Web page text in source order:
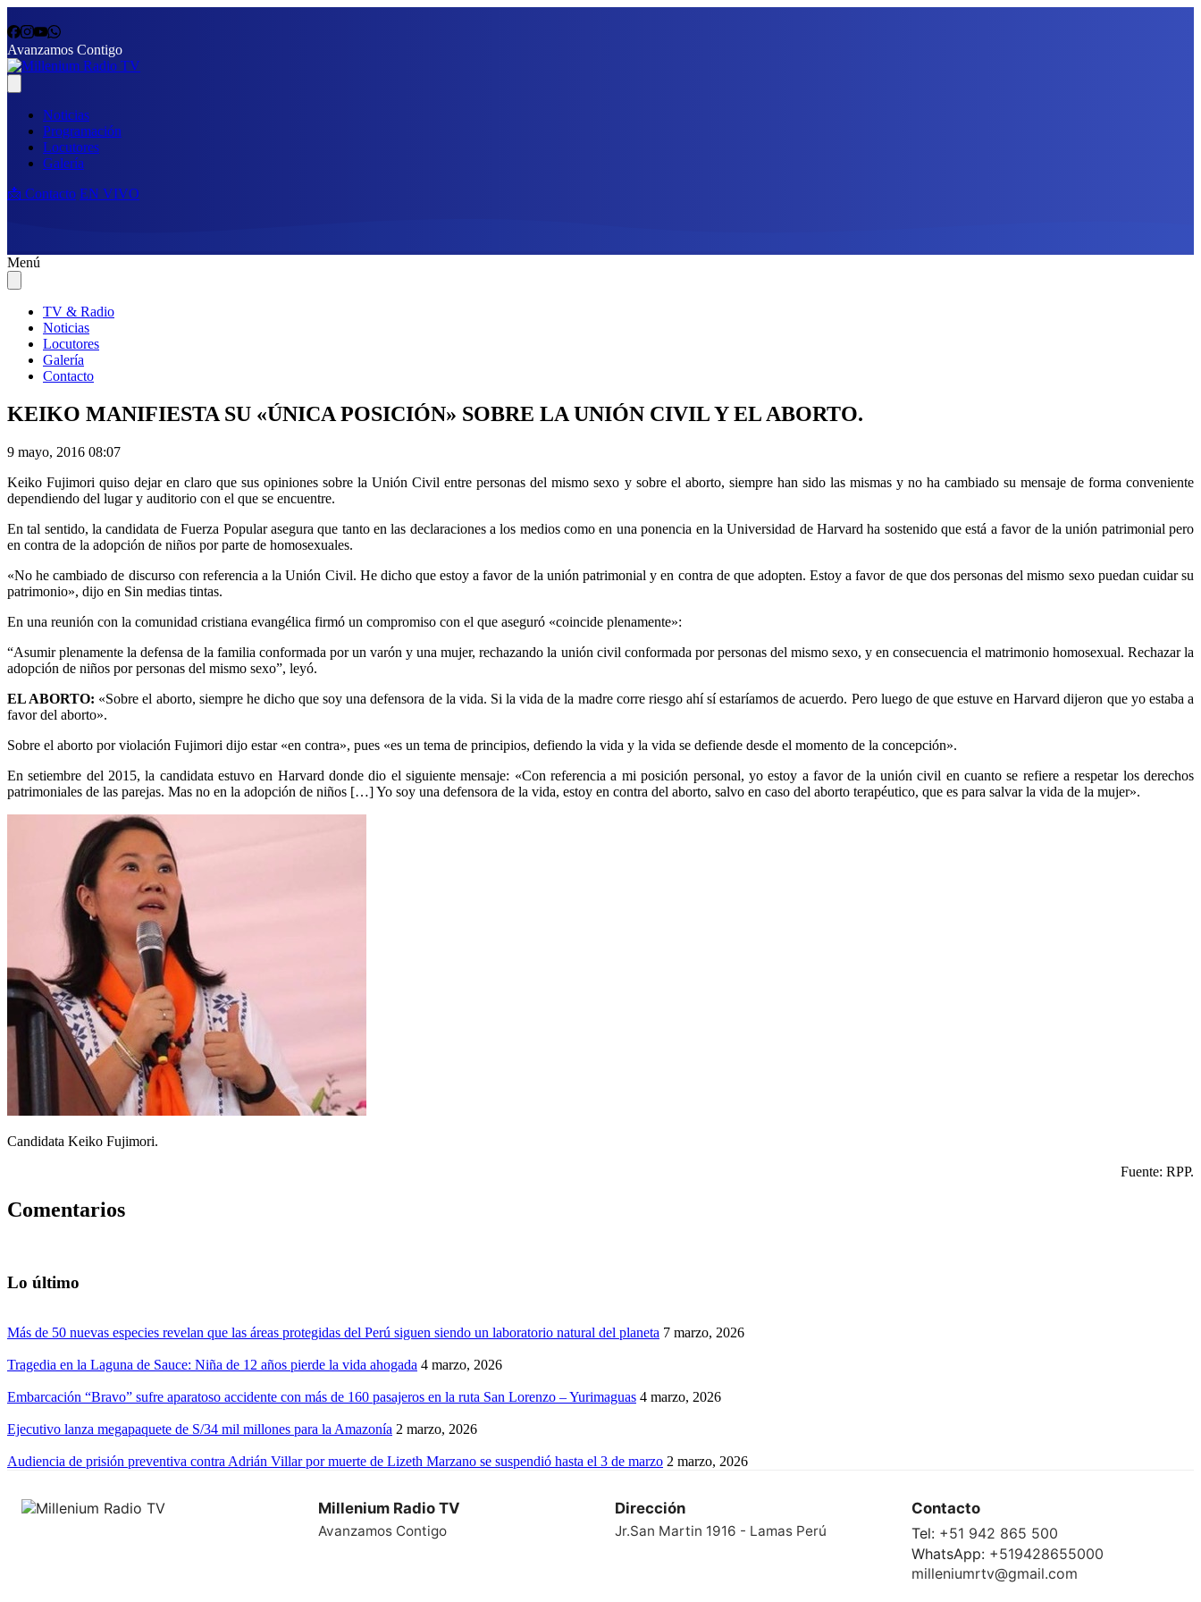
Avanzamos Contigo
Noticias
Programación
Locutores
Galería
📩 Contacto EN VIVO
Menú
TV & Radio
Noticias
Locutores
Galería
Contacto
KEIKO MANIFIESTA SU «ÚNICA POSICIÓN» SOBRE LA UNIÓN CIVIL Y EL ABORTO.
9 mayo, 2016 08:07
Keiko Fujimori quiso dejar en claro que sus opiniones sobre la Unión Civil entre personas del mismo sexo y sobre el aborto, siempre han sido las mismas y no ha cambiado su mensaje de forma conveniente
dependiendo del lugar y auditorio con el que se encuentre.
En tal sentido, la candidata de Fuerza Popular asegura que tanto en las declaraciones a los medios como en una ponencia en la Universidad de Harvard ha sostenido que está a favor de la unión patrimonial pero
en contra de la adopción de niños por parte de homosexuales.
«No he cambiado de discurso con referencia a la Unión Civil. He dicho que estoy a favor de la unión patrimonial y en contra de que adopten. Estoy a favor de que dos personas del mismo sexo puedan cuidar su
patrimonio», dijo en Sin medias tintas.
En una reunión con la comunidad cristiana evangélica firmó un compromiso con el que aseguró «coincide plenamente»:
“Asumir plenamente la defensa de la familia conformada por un varón y una mujer, rechazando la unión civil conformada por personas del mismo sexo, y en consecuencia el matrimonio homosexual. Rechazar la
adopción de niños por personas del mismo sexo”, leyó.
EL ABORTO: «Sobre el aborto, siempre he dicho que soy una defensora de la vida. Si la vida de la madre corre riesgo ahí sí estaríamos de acuerdo. Pero luego de que estuve en Harvard dijeron que yo estaba a
favor del aborto».
Sobre el aborto por violación Fujimori dijo estar «en contra», pues «es un tema de principios, defiendo la vida y la vida se defiende desde el momento de la concepción».
En setiembre del 2015, la candidata estuvo en Harvard donde dio el siguiente mensaje: «Con referencia a mi posición personal, yo estoy a favor de la unión civil en cuanto se refiere a respetar los derechos
patrimoniales de las parejas. Mas no en la adopción de niños […] Yo soy una defensora de la vida, estoy en contra del aborto, salvo en caso del aborto terapéutico, que es para salvar la vida de la mujer».
Candidata Keiko Fujimori.
Fuente: RPP.
Comentarios
Lo último
Más de 50 nuevas especies revelan que las áreas protegidas del Perú siguen siendo un laboratorio natural del planeta 7 marzo, 2026
Tragedia en la Laguna de Sauce: Niña de 12 años pierde la vida ahogada 4 marzo, 2026
Embarcación “Bravo” sufre aparatoso accidente con más de 160 pasajeros en la ruta San Lorenzo – Yurimaguas 4 marzo, 2026
Ejecutivo lanza megapaquete de S/34 mil millones para la Amazonía 2 marzo, 2026
Audiencia de prisión preventiva contra Adrián Villar por muerte de Lizeth Marzano se suspendió hasta el 3 de marzo 2 marzo, 2026
Millenium Radio TV
Avanzamos Contigo
Dirección
Jr.San Martin 1916 - Lamas Perú
Contacto
Tel: +51 942 865 500
WhatsApp: +519428655000
milleniumrtv@gmail.com